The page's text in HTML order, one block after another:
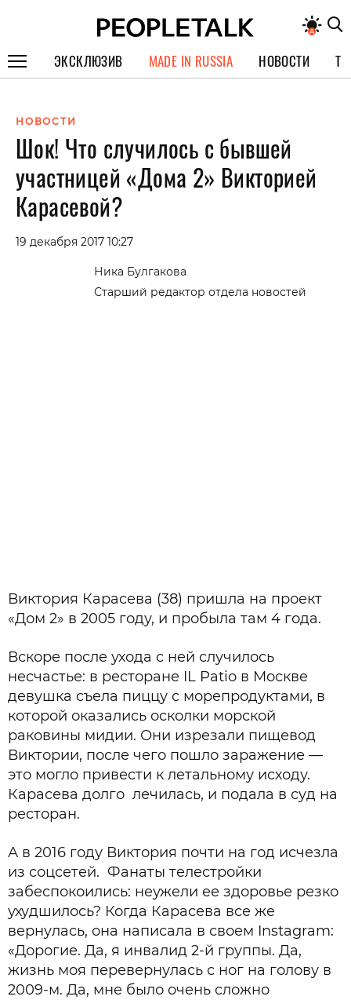
ЭКСКЛЮЗИВ
СПЕЦПРОЕКТЫ
ИНТЕРВЬЮ
ПОКОЛЕНИЕ
MADE IN RUSSIA НОВОСТИ
НОВОСТИ
Шок! Что случилось с бывшей
участницей «Дома 2» Викторией
Карасевой?
19 декабря 2017 10:27
Ника Булгакова
Старший редактор отдела новостей
Виктория Карасева (38) пришла на проект
«Дом 2» в 2005 году, и пробыла там 4 года.
Вскоре после ухода с ней случилось
несчастье: в ресторане IL Patio в Москве
девушка съела пиццу с морепродуктами, в
которой оказались осколки морской
раковины мидии. Они изрезали пищевод
Виктории, после чего пошло заражение —
это могло привести к летальному исходу.
Карасева долго лечилась, и подала в суд на
ресторан.
А в 2016 году Виктория почти на год исчезла
из соцсетей. Фанаты телестройки
забеспокоились: неужели ее здоровье резко
ухудшилось? Когда Карасева все же
вернулась, она написала в своем Instagram:
«Дорогие. Да, я инвалид 2-й группы. Да,
жизнь моя перевернулась с ног на голову в
2009-м. Да, мне было очень сложно